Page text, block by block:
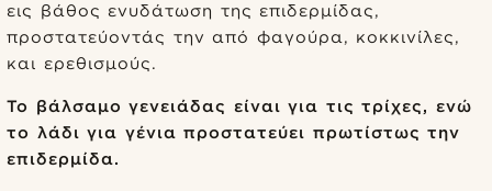
εις βάθος ενυδάτωση της επιδερμίδας,
προστατεύοντάς την από φαγούρα, κοκκινίλες,
και ερεθισμούς.
Το βάλσαμο γενειάδας είναι για τις τρίχες, ενώ
το λάδι για γένια προστατεύει πρωτίστως την
επιδερμίδα.